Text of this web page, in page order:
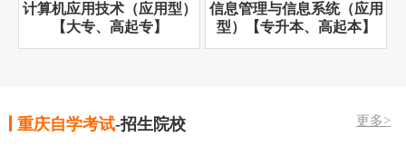
计算机应用技术（应用型）
【大专、高起专】
信息管理与信息系统（应用
型）【专升本、高起本】
重庆自学考试-招生院校 更多>